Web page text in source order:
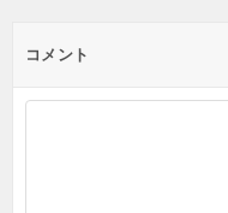
コメント